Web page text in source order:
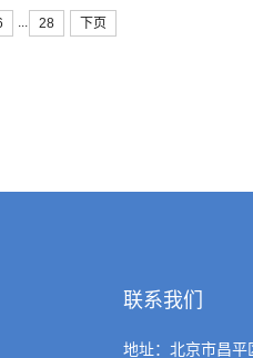
... 28 下页
联系我们
地址：北京市昌平